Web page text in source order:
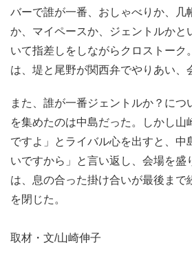
バーで誰が一番、おしゃべりか、几
か、マイペースか、ジェントルかと
いて指差しをしながらクロストーク
は、堤と尾野が関西弁でやりあい、
また、誰が一番ジェントルか？につ
を集めたのは中島だった。しかし山
ですよ」とライバル心を出すと、中
いですから」と言い返し、会場を盛
は、息の合った掛け合いが最後まで
を閉じた。
取材・文/山崎伸子